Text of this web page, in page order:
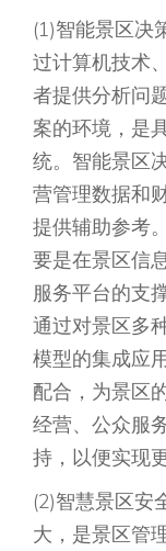
(1)智能景区决
过计算机技术
者提供分析问
案的环境，是
统。智能景区
营管理数据和
提供辅助参考
要是在景区信
服务平台的支
通过对景区多
模型的集成应
配合，为景区
经营、公众服
持，以便实现
(2)智慧景区安
大，是景区管